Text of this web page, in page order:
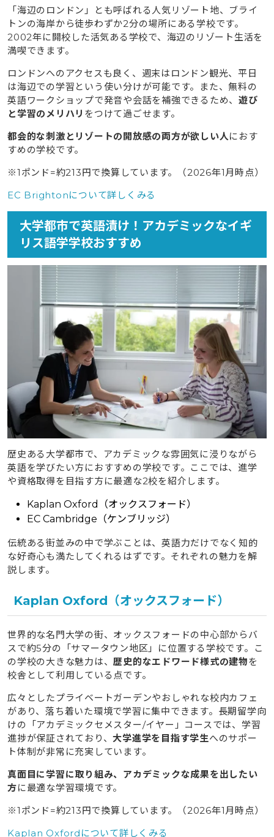
「海辺のロンドン」とも呼ばれる人気リゾート地、ブライ
トンの海岸から徒歩わずか2分の場所にある学校です。
2002年に開校した活気ある学校で、海辺のリゾート生活を
満喫できます。
ロンドンへのアクセスも良く、週末はロンドン観光、平日
は海辺での学習という使い分けが可能です。また、無料の
英語ワークショップで発音や会話を補強できるため、 遊び
と学習のメリハリ をつけて過ごせます。
都会的な刺激とリゾートの開放感の両方が欲しい人におす
すめの学校です。
※1ポンド=約213円で換算しています。（2026年1月時点）
EC Brightonについて詳しくみる
大学都市で英語漬け！アカデミックなイギ
リス語学学校おすすめ
歴史ある大学都市で、アカデミックな雰囲気に浸りながら
英語を学びたい方におすすめの学校です。ここでは、進学
や資格取得を目指す方に最適な2校を紹介します。
Kaplan Oxford（オックスフォード）
EC Cambridge（ケンブリッジ）
伝統ある街並みの中で学ぶことは、英語力だけでなく知的
な好奇心も満たしてくれるはずです。それぞれの魅力を解
説します。
Kaplan Oxford（オックスフォード）
世界的な名門大学の街、オックスフォードの中心部からバ
スで約5分の「サマータウン地区」に位置する学校です。こ
の学校の大きな魅力は、歴史的なエドワード様式の建物を
校舎として利用している点です。
広々としたプライベートガーデンやおしゃれな校内カフェ
があり、落ち着いた環境で学習に集中できます。長期留学向
けの「アカデミックセメスター/イヤー」コースでは、学習
進捗が保証されており、大学進学を目指す学生へのサポー
ト体制が非常に充実しています。
真面目に学習に取り組み、アカデミックな成果を出したい
方に最適な学習環境です。
※1ポンド=約213円で換算しています。（2026年1月時点）
Kaplan Oxfordについて詳しくみる